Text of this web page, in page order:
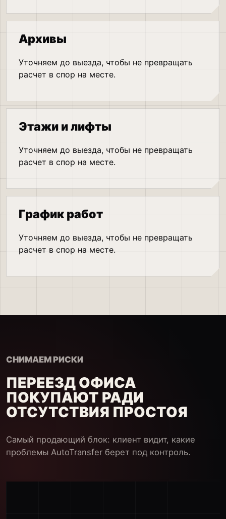
Архивы
Уточняем до выезда, чтобы не превращать
расчет в спор на месте.
Этажи и лифты
Уточняем до выезда, чтобы не превращать
расчет в спор на месте.
График работ
Уточняем до выезда, чтобы не превращать
расчет в спор на месте.
СНИМАЕМ РИСКИ
ПЕРЕЕЗД ОФИСА
ПОКУПАЮТ РАДИ
ОТСУТСТВИЯ ПРОСТОЯ
Самый продающий блок: клиент видит, какие
проблемы AutoTransfer берет под контроль.